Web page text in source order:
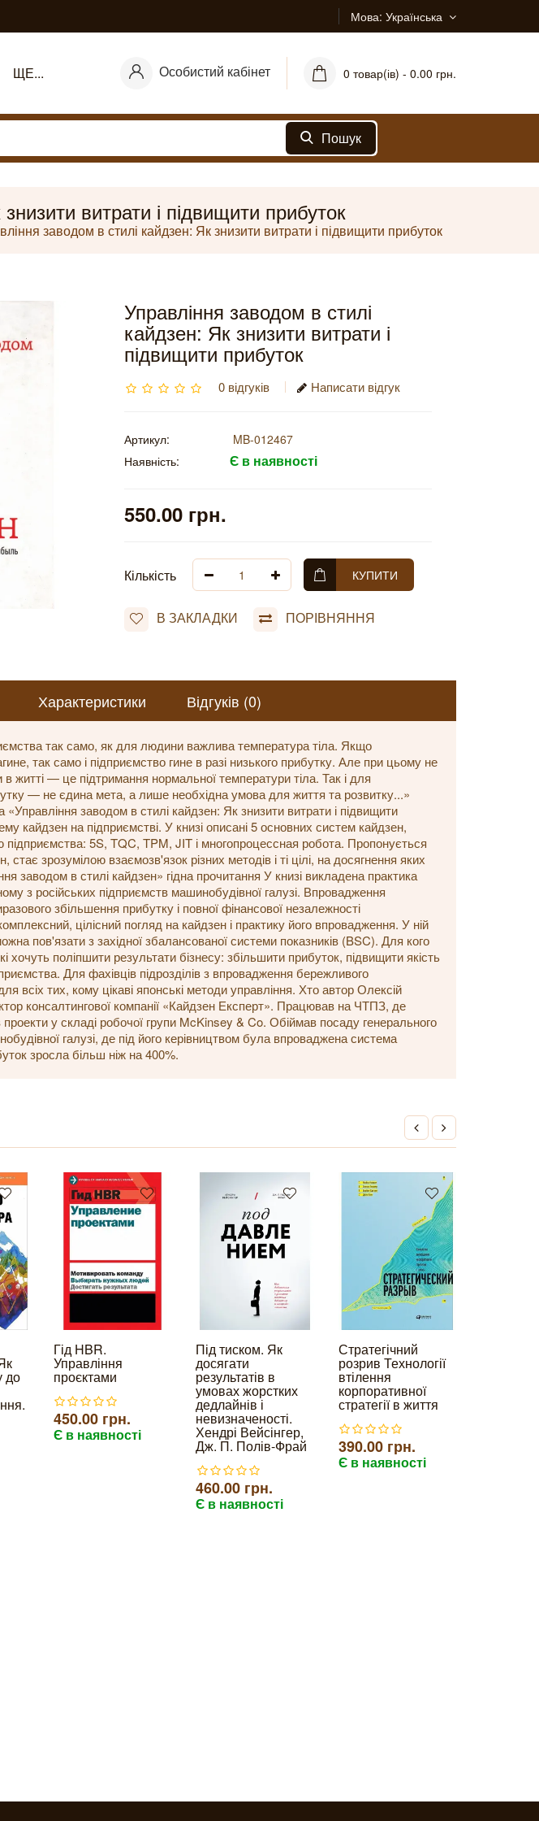
Мова Українська
ЩЕ... Особистий кабінет 0 товар(ів) - 0.00 грн.
Пошук
витрати і підвищити прибуток
заводом в стилі кайдзен: Як знизити витрати і підвищити прибуток
Управління заводом в стилі
кайдзен: Як знизити витрати і
підвищити прибуток
0 відгуків Написати відгук
Артикул:
MB-012467
Наявність:
Є в наявності
550.00 грн.
Кількість КУПИТИ
В ЗАКЛАДКИ ПОРІВНЯННЯ
Характеристики Відгуків (0)
так само, як для людини важлива температура тіла. Якщо
так само і підприємство гине в разі низького прибутку. Але при цьому не
— це підтримання нормальної температури тіла. Так і для
— не єдина мета, а лише необхідна умова для життя та розвитку...»
заводом в стилі кайдзен: Як знизити витрати і підвищити
кайдзен на підприємстві. У книзі описані 5 основних систем кайдзен,
підприємства: 5S, TQC, TPM, JIT і многопроцессная робота. Пропонується
стає зрозумілою взаємозв'язок різних методів і ті цілі, на досягнення яких
заводом в стилі кайдзен» гідна прочитання У книзі викладена практика
з російських підприємств машинобудівної галузі. Впровадження
збільшення прибутку і повної фінансової незалежності
цілісний погляд на кайдзен і практику його впровадження. У ній
пов'язати з західної збалансованої системи показників (BSC). Для кого
хочуть поліпшити результати бізнесу: збільшити прибуток, підвищити якість
Для фахівців підрозділів з впровадження бережливого
всіх тих, кому цікаві японські методи управління. Хто автор Олексій
консалтингової компанії «Кайдзен Експерт». Працював на ЧТПЗ, де
проекти у складі робочої групи McKinsey & Co. Обіймав посаду генерального
галузі, де під його керівництвом була впроваджена система
зросла більш ніж на 400%.
до
Гід HBR.
Управління
проєктами
450.00 грн.
Є в наявності
Під тиском. Як
досягати
результатів в
умовах жорстких
дедлайнів і
невизначеності.
Хендрі Вейсінгер,
Дж. П. Полів-Фрай
460.00 грн.
Є в наявності
Стратегічний
розрив Технології
втілення
корпоративної
стратегії в життя
390.00 грн.
Є в наявності